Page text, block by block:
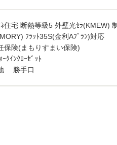
住宅 断熱等級5 外壁光ｾﾗ(KMEW)
ﾌﾗｯﾄ35S(金利Aﾌﾟﾗﾝ)対応
保険(まもりすまい保険)
ｰｸｲﾝｸﾛｰｾﾞｯﾄ
勝手口